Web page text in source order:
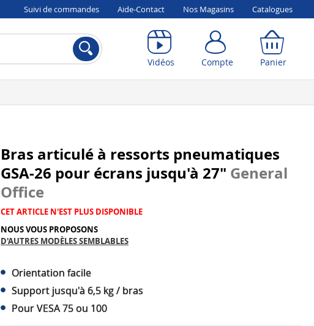
Suivi de commandes Aide-Contact Nos Magasins Catalogues
Vidéos Compte Panier
Bras articulé à ressorts pneumatiques
GSA-26 pour écrans jusqu'à 27" General
Office
CET ARTICLE N'EST PLUS DISPONIBLE
NOUS VOUS PROPOSONS
D'AUTRES MODÈLES SEMBLABLES
Orientation facile
Support jusqu'à 6,5 kg / bras
Pour VESA 75 ou 100
Compte Panier